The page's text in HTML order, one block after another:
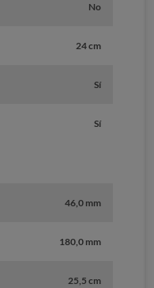
No
24 cm
Sí
Sí
46,0 mm
180,0 mm
25,5 cm